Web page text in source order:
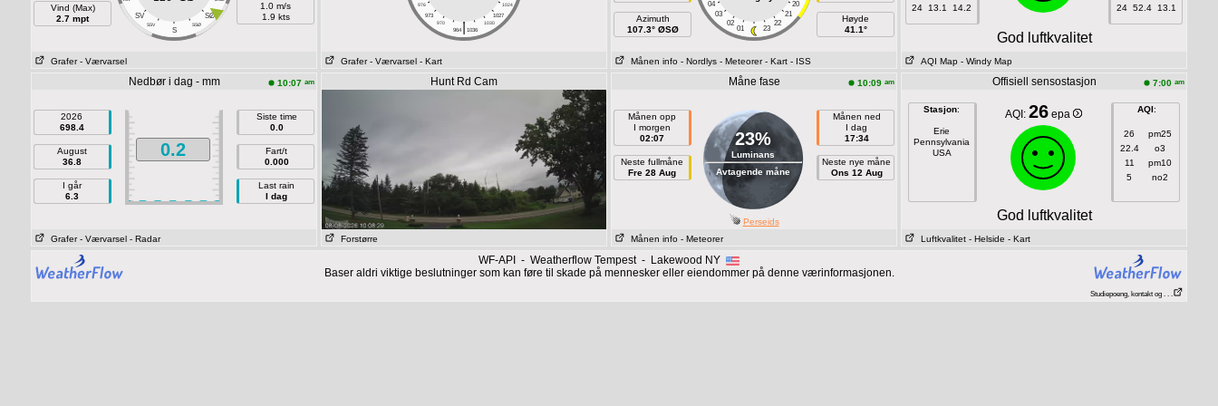
Vind (Max)
2.7 mpt
SV SØ
SSV SSØ
S
1.0 m/s
1.9 kts
Grafer - Værvarsel
976
1024
973
1027
970
1030
|
964 1036
Grafer - Værvarsel - Kart
Azimuth
107.3° ØSØ
04
20
03
21
02
22
01 23
Høyde
41.1°
Månen info - Nordlys - Meteorer - Kart - ISS
24
13.1 14.2
24 52.4 13.1
God luftkvalitet
AQI Map - Windy Map
Nedbør i dag - mm 10:07 am
2026
698.4
August
36.8
I går
6.3
0.2
Siste time
0.0
Fart/t
0.000
Last rain
I dag
Grafer - Værvarsel - Radar
Hunt Rd Cam
Forstørre
Måne fase 10:09 am
Månen opp
I morgen
02:07
Neste fullmåne
Fre 28 Aug
23%
Luminans
Avtagende måne
Månen ned
I dag
17:34
Neste nye måne
Ons 12 Aug
Perseids
Månen info - Meteorer
Offisiell sensostasjon 7:00 am
Stasjon:
Erie
Pennsylvania
USA
AQI: 26 epa AQI:
26
pm25
22.4
o3
11
pm10
5
no2
God luftkvalitet
Luftkvalitet - Helside - Kart
WF-API - Weatherflow Tempest - Lakewood NY
Baser aldri viktige beslutninger som kan føre til skade på mennesker eller eiendommer på denne værinformasjonen.
Studiepoeng, kontakt og . . .